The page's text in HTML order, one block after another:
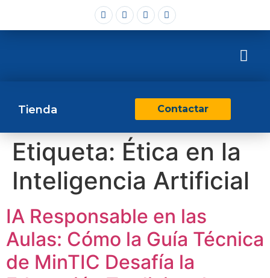
Tienda Contactar
Etiqueta: Ética en la
Inteligencia Artificial
IA Responsable en las
Aulas: Cómo la Guía Técnica
de MinTIC Desafía la